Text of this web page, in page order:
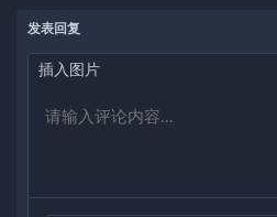
发表回复
插入图片